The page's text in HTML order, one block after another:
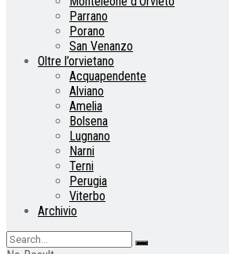
Parrano
Porano
San Venanzo
Oltre l’orvietano
Acquapendente
Alviano
Amelia
Bolsena
Lugnano
Narni
Terni
Perugia
Viterbo
Archivio